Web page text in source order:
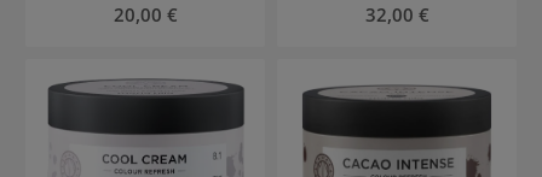
Regulärer Preis:
20,00 €
Regulärer Preis:
32,00 €